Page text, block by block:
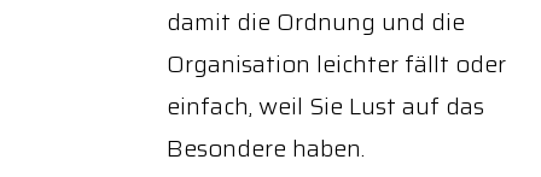
damit die Ordnung und die
Organisation leichter fällt oder
einfach, weil Sie Lust auf das
Besondere haben.